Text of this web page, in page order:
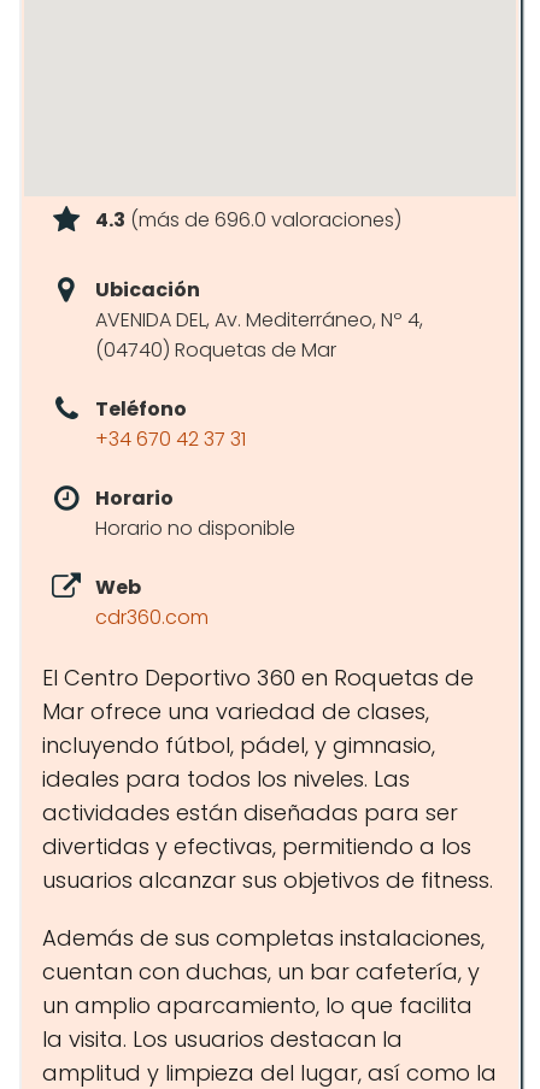
4.3 (más de 696.0 valoraciones)
Ubicación
AVENIDA DEL, Av. Mediterráneo, Nº 4,
(04740) Roquetas de Mar
Teléfono
+34 670 42 37 31
Horario
Horario no disponible
Web
cdr360.com
El Centro Deportivo 360 en Roquetas de
Mar ofrece una variedad de clases,
incluyendo fútbol, pádel, y gimnasio,
ideales para todos los niveles. Las
actividades están diseñadas para ser
divertidas y efectivas, permitiendo a los
usuarios alcanzar sus objetivos de fitness.
Además de sus completas instalaciones,
cuentan con duchas, un bar cafetería, y
un amplio aparcamiento, lo que facilita
la visita. Los usuarios destacan la
amplitud y limpieza del lugar, así como la